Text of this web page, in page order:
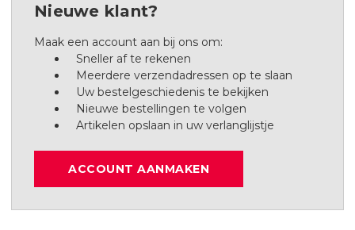
Nieuwe klant?
Maak een account aan bij ons om:
Sneller af te rekenen
Meerdere verzendadressen op te slaan
Uw bestelgeschiedenis te bekijken
Nieuwe bestellingen te volgen
Artikelen opslaan in uw verlanglijstje
ACCOUNT AANMAKEN